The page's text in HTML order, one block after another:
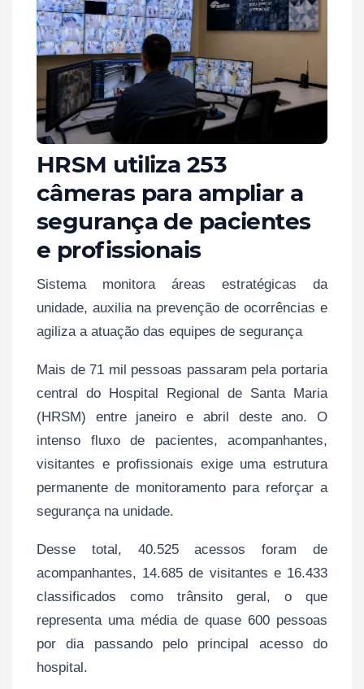
HRSM utiliza 253
câmeras para ampliar a
segurança de pacientes
e profissionais
Sistema monitora áreas estratégicas da
unidade, auxilia na prevenção de ocorrências e
agiliza a atuação das equipes de segurança
Mais de 71 mil pessoas passaram pela portaria
central do Hospital Regional de Santa Maria
(HRSM) entre janeiro e abril deste ano. O
intenso fluxo de pacientes, acompanhantes,
visitantes e profissionais exige uma estrutura
permanente de monitoramento para reforçar a
segurança na unidade.
Desse total, 40.525 acessos foram de
acompanhantes, 14.685 de visitantes e 16.433
classificados como trânsito geral, o que
representa uma média de quase 600 pessoas
por dia passando pelo principal acesso do
hospital.